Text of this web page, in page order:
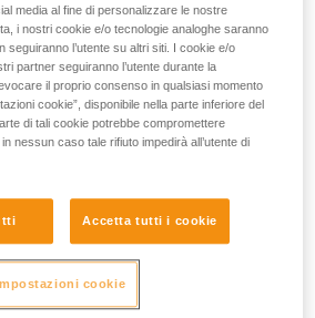
in funzione dell'angolo tra gli
media al fine di personalizzare le nostre
i nostri cookie e/o tecnologie analoghe saranno
seguiranno l’utente su altri siti. I cookie e/o
partner seguiranno l’utente durante la
il proprio consenso in qualsiasi momento
cookie”, disponibile nella parte inferiore del
di tali cookie potrebbe compromettere
in nessun caso tale rifiuto impedirà all’utente di
Accetta tutti i cookie
cookie